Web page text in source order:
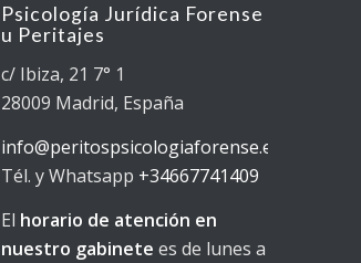
Psicología Jurídica Forense
u Peritajes
c/ Ibiza, 21 7° 1
28009 Madrid, España
info@peritospsicologiaforense.es
Tél. y Whatsapp +34667741409
El horario de atención en
nuestro gabinete es de lunes a